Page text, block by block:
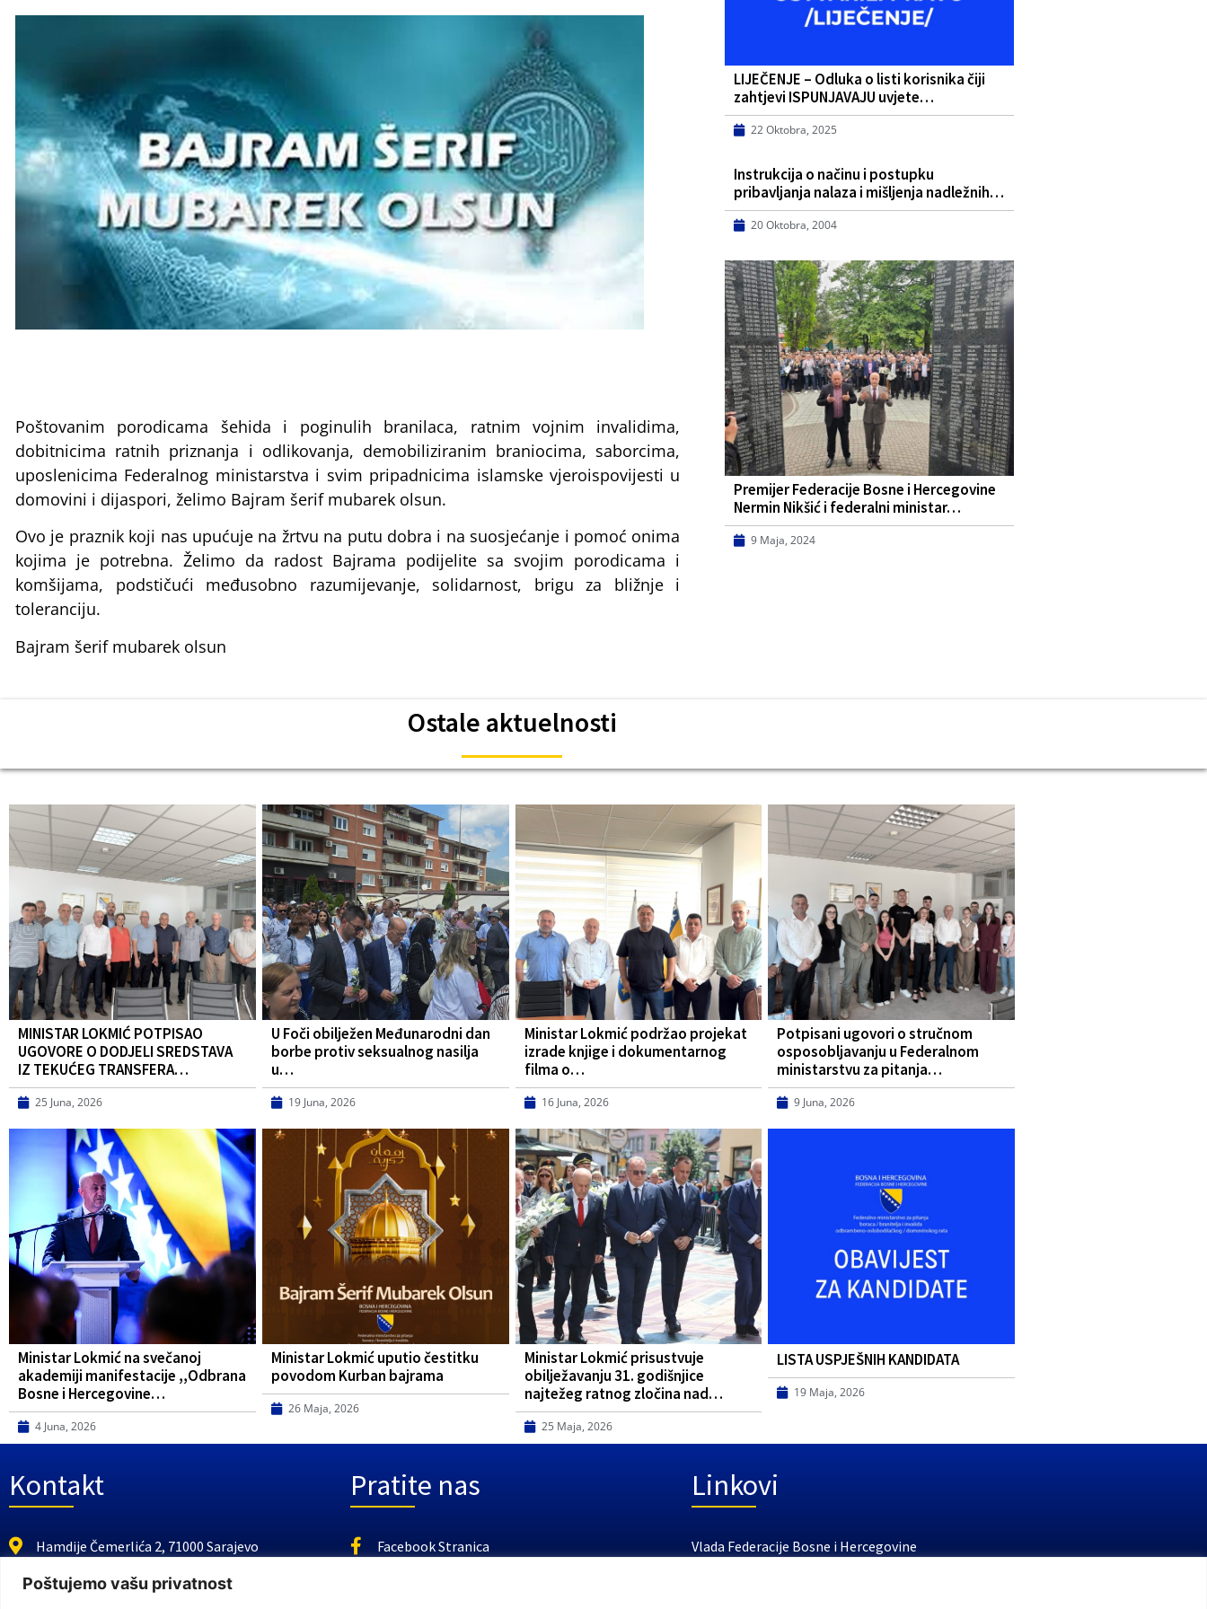
Poštujemo vašu privatnost
Poštovanim porodicama šehida i poginulih branilaca, ratnim vojnim invalidima,
dobitnicima ratnih priznanja i odlikovanja, demobiliziranim braniocima, saborcima,
uposlenicima Federalnog ministarstva i svim pripadnicima islamske vjeroispovijesti u
domovini i dijaspori, želimo Bajram šerif mubarek olsun.
Ovo je praznik koji nas upućuje na žrtvu na putu dobra i na suosjećanje i pomoć onima
kojima je potrebna. Želimo da radost Bajrama podijelite sa svojim porodicama i
komšijama, podstičući međusobno razumijevanje, solidarnost, brigu za bližnje i
toleranciju.
Bajram šerif mubarek olsun
LIJEČENJE – Odluka o listi korisnika čiji
zahtjevi ISPUNJAVAJU uvjete…
22 Oktobra, 2025
Instrukcija o načinu i postupku
pribavljanja nalaza i mišljenja nadležnih…
20 Oktobra, 2004
Premijer Federacije Bosne i Hercegovine
Nermin Nikšić i federalni ministar…
9 Maja, 2024
Ostale aktuelnosti
MINISTAR LOKMIĆ POTPISAO
UGOVORE O DODJELI SREDSTAVA
IZ TEKUĆEG TRANSFERA…
25 Juna, 2026
U Foči obilježen Međunarodni dan
borbe protiv seksualnog nasilja
u…
19 Juna, 2026
Ministar Lokmić podržao projekat
izrade knjige i dokumentarnog
filma o…
16 Juna, 2026
Potpisani ugovori o stručnom
osposobljavanju u Federalnom
ministarstvu za pitanja…
9 Juna, 2026
Ministar Lokmić na svečanoj
akademiji manifestacije ,,Odbrana
Bosne i Hercegovine…
4 Juna, 2026
Ministar Lokmić uputio čestitku
povodom Kurban bajrama
26 Maja, 2026
Ministar Lokmić prisustvuje
obilježavanju 31. godišnjice
najtežeg ratnog zločina nad…
25 Maja, 2026
LISTA USPJEŠNIH KANDIDATA
19 Maja, 2026
Kontakt
Hamdije Čemerlića 2, 71000 Sarajevo
https://fmbi.gov.ba
Pratite nas
Facebook Stranica
Linkovi
Vlada Federacije Bosne i Hercegovine